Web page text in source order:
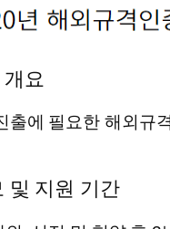
요
출에 필요한 해외규
및 지원 기간